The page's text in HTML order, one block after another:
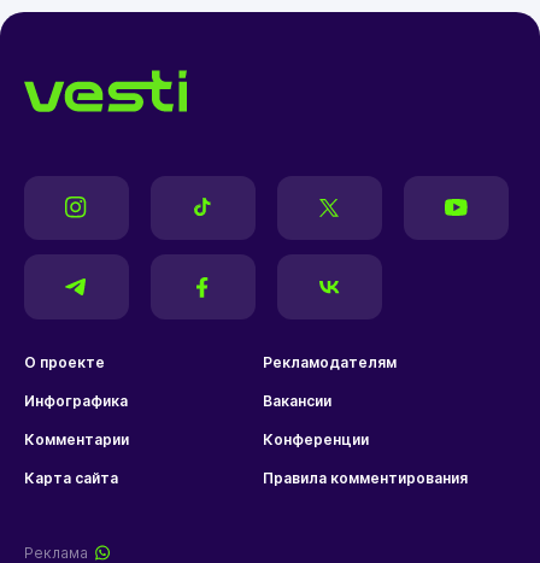
О проекте Рекламодателям
Инфографика Вакансии
Комментарии Конференции
Карта сайта Правила комментирования
Реклама